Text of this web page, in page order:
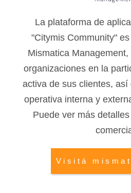
La plataforma de
"Citymis Community"
Mismatica
organizaciones en la
activa de sus clientes, así
operativa interna y
Puede ver más
Visitá